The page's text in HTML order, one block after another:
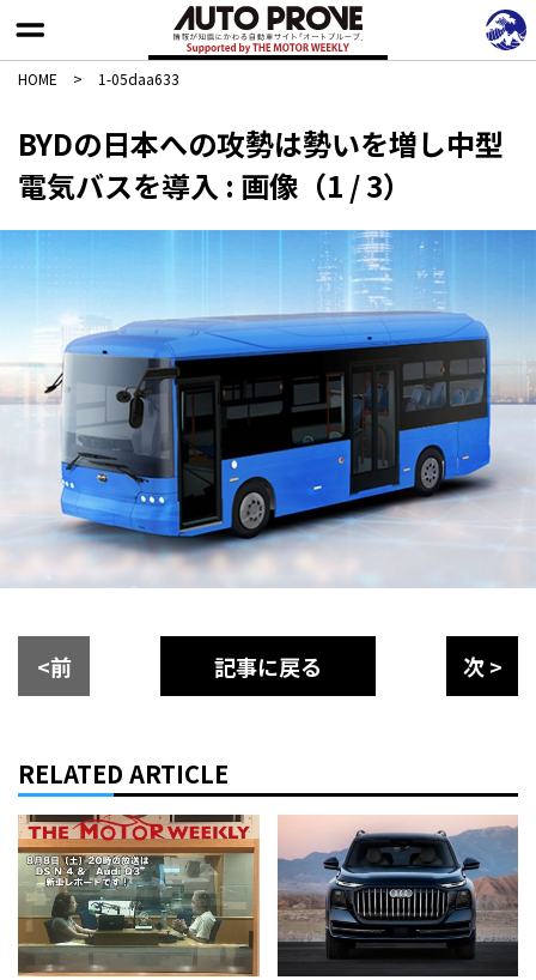
HOME > 1-05daa633
BYDの日本への攻勢は勢いを増し中型
電気バスを導入 : 画像（1 / 3）
<前 記事に戻る 次 >
RELATED ARTICLE